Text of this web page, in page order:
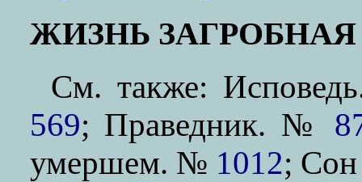
ЖИЗНЬ ЗАГРОБНАЯ
См. также:
569; Праведник. №
умершем. № 1012;